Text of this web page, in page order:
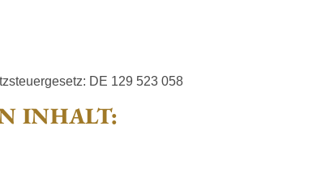
DE 129 523 058
INHALT: